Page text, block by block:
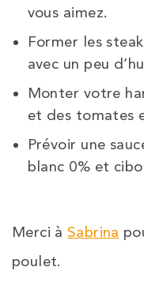
vous aimez.
Former les
avec un peu
Monter votre
et des tomates
Prévoir une
blanc 0% et
Merci à Sabrina
poulet.